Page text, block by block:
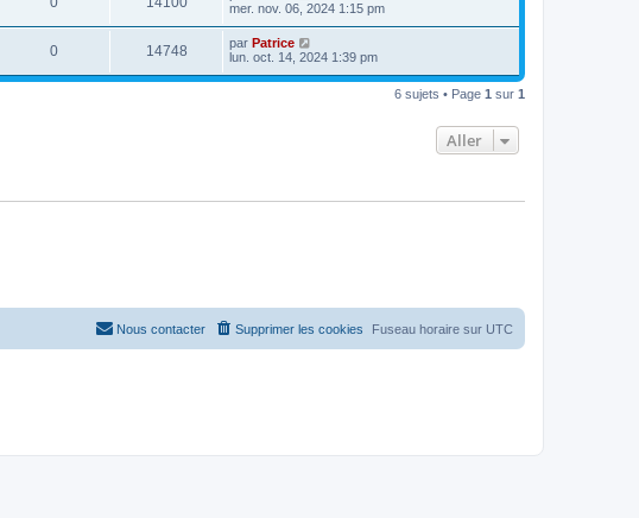
mer. nov. 06, 2024 1:15 pm
0 14748 par Patrice
lun. oct. 14, 2024 1:39 pm
6 sujets • Page 1 sur 1
Aller
Fuseau horaire sur UTC
Supprimer les cookies
Nous contacter